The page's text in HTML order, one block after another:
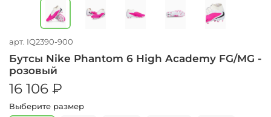
арт. IQ2390-900
Бутсы Nike Phantom 6 High Academy FG/MG -
розовый
16 106 ₽
Выберите размер